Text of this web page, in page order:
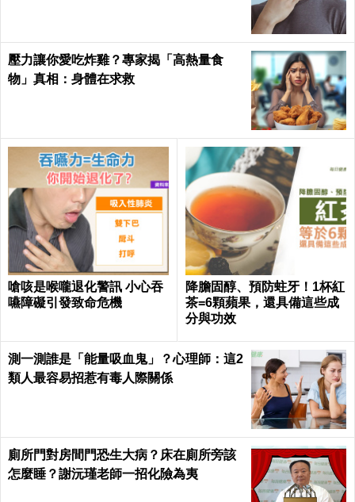
壓力讓你愛吃炸雞？專家揭「高熱量食
物」真相：身體在求救
嗆咳是喉嚨退化警訊 小心吞
嚥障礙引發致命危機
降膽固醇、預防蛀牙！1杯紅
茶=6顆蘋果，還具備這些成
分與功效
測一測誰是「能量吸血鬼」？心理師：這2
類人最容易招惹有毒人際關係
廁所門對房間門恐生大病？床在廁所旁該
怎麼睡？謝沅瑾老師一招化險為夷